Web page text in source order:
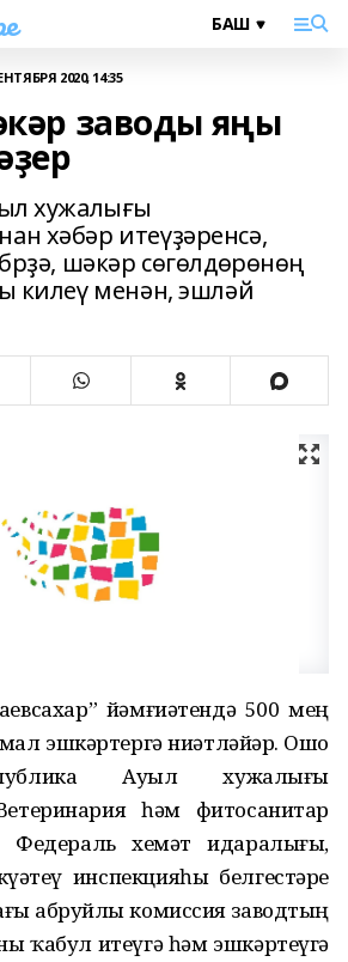
2020, 14:35
заводы яңы
хужалығы
хәбәр итеүҙәренсә,
шәкәр сөгөлдөрөнөң
килеү менән, эшләй
йәмғиәтендә 500 мең
эшкәртергә ниәтләйҙәр. Ошо
Ауыл хужалығы
һәм фитосанитар
Федераль хеҙмәт идаралығы,
инспекцияһы белгестәре
абруйлы комиссия заводтың
ҡабул итеүгә һәм эшкәртеүгә